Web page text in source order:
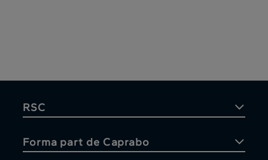
RSC
Forma part de Caprabo